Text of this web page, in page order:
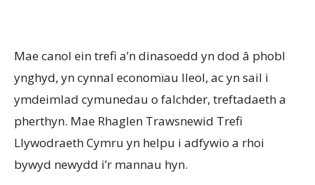
Mae canol ein trefi a’n dinasoedd yn dod â phobl
ynghyd, yn cynnal economïau lleol, ac yn sail i
ymdeimlad cymunedau o falchder, treftadaeth a
pherthyn. Mae Rhaglen Trawsnewid Trefi
Llywodraeth Cymru yn helpu i adfywio a rhoi
bywyd newydd i’r mannau hyn.